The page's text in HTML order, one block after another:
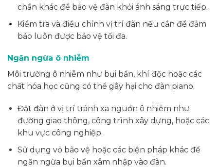
chắn khác để bảo vệ đàn khỏi ánh sáng trực tiếp.
Kiểm tra và điều chỉnh vị trí đàn nếu cần để đảm
bảo luôn được bảo vệ tối đa.
Ngăn ngừa ô nhiễm
Môi trường ô nhiễm như bụi bẩn, khí độc hoặc các
chất hóa học cũng có thể gây hại cho đàn piano.
Đặt đàn ở vị trí tránh xa nguồn ô nhiễm như
đường giao thông, công trình xây dựng, hoặc các
khu vực công nghiệp.
Sử dụng vỏ bảo vệ hoặc các biện pháp khác để
ngăn ngừa bụi bẩn xâm nhập vào đàn.